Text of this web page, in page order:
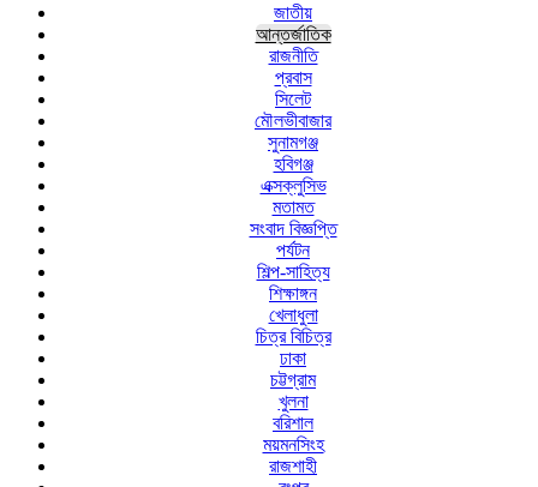
জাতীয়
আন্তর্জাতিক
রাজনীতি
প্রবাস
সিলেট
মৌলভীবাজার
সুনামগঞ্জ
হবিগঞ্জ
এক্সক্লুসিভ
মতামত
সংবাদ বিজ্ঞপ্তি
পর্যটন
শিল্প-সাহিত্য
শিক্ষাঙ্গন
খেলাধুলা
চিত্র বিচিত্র
ঢাকা
চট্টগ্রাম
খুলনা
বরিশাল
ময়মনসিংহ
রাজশাহী